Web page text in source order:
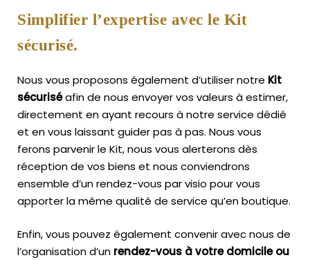
Simplifier l’expertise avec le Kit
sécurisé.
Nous vous proposons également d’utiliser notre Kit
sécuriséafin de nous envoyer vos valeurs à estimer,
directement en ayant recours à notre service dédié
et en vous laissant guider pas à pas. Nous vous
ferons parvenir le Kit, nous vous alerterons dès
réception de vos biens et nous conviendrons
ensemble d’un rendez-vous par visio pour vous
apporter la même qualité de service qu’en boutique.
Enfin, vous pouvez également convenir avec nous de
l’organisation d’un rendez-vous à votre domicile ou